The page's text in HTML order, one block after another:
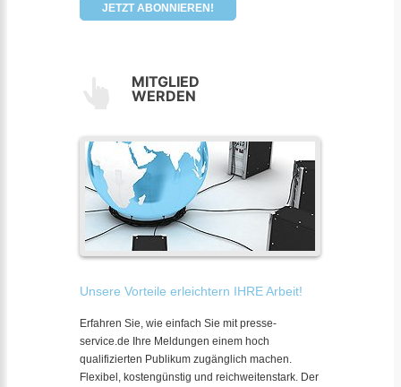
JETZT ABONNIEREN!
MITGLIED
WERDEN
Unsere Vorteile erleichtern IHRE Arbeit!
Erfahren Sie, wie einfach Sie mit presse-
service.de Ihre Meldungen einem hoch
qualifizierten Publikum zugänglich machen.
Flexibel, kostengünstig und reichweitenstark. Der